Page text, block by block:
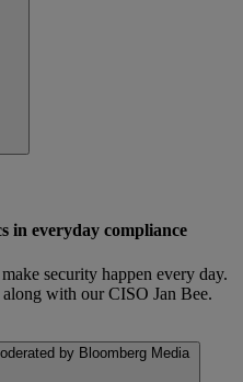
in everyday compliance
security happen every day.
with our CISO Jan Bee.
by Bloomberg Media